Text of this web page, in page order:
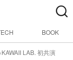
BOOK
LAB. 初共演